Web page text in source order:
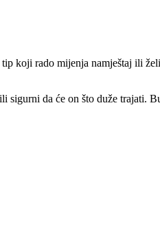
koji rado mijenja namještaj ili
da će on što duže trajati.